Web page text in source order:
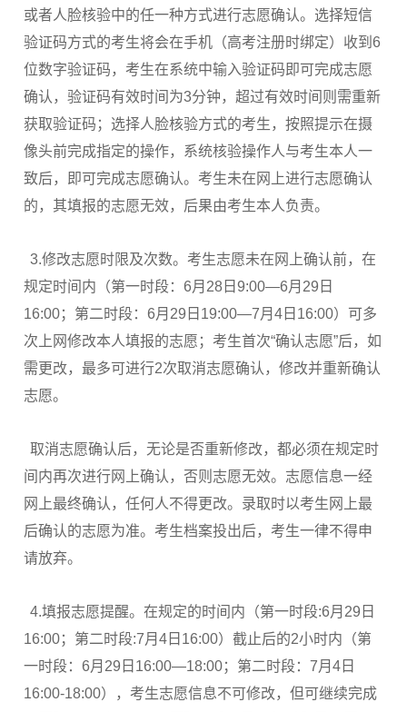
或者人脸核验中的任一种方式进行志愿确认。选择短信
验证码方式的考生将会在手机（高考注册时绑定）收到6
位数字验证码，考生在系统中输入验证码即可完成志愿
确认，验证码有效时间为3分钟，超过有效时间则需重新
获取验证码；选择人脸核验方式的考生，按照提示在摄
像头前完成指定的操作，系统核验操作人与考生本人一
致后，即可完成志愿确认。考生未在网上进行志愿确认
的，其填报的志愿无效，后果由考生本人负责。
3.修改志愿时限及次数。考生志愿未在网上确认前，在
规定时间内（第一时段：6月28日9:00—6月29日
16:00；第二时段：6月29日19:00—7月4日16:00）可多
次上网修改本人填报的志愿；考生首次“确认志愿”后，如
需更改，最多可进行2次取消志愿确认，修改并重新确认
志愿。
取消志愿确认后，无论是否重新修改，都必须在规定时
间内再次进行网上确认，否则志愿无效。志愿信息一经
网上最终确认，任何人不得更改。录取时以考生网上最
后确认的志愿为准。考生档案投出后，考生一律不得申
请放弃。
4.填报志愿提醒。在规定的时间内（第一时段:6月29日
16:00；第二时段:7月4日16:00）截止后的2小时内（第
一时段：6月29日16:00—18:00；第二时段：7月4日
16:00-18:00），考生志愿信息不可修改，但可继续完成